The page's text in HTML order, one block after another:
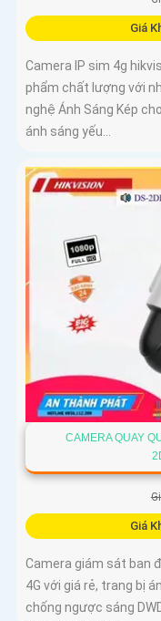
Giá
Camera IP sim 4g
phẩm chất lượng với
nghệ Ánh Sáng Kép
ánh sáng yếu...
CAMERA QUAY
Giá
Camera giám sát ban
4G với giá rẻ, trang bị
chống ngược sáng